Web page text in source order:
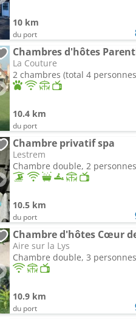
10 km
du port
Chambres d'hôtes
La Couture
2 chambres (total 4
10.4 km
du port
Chambre privatif spa
Lestrem
Chambre double, 2 personnes
10.5 km
du port
Chambre d'hôtes Cœur
Aire sur la Lys
Chambre double, 3 personnes
10.9 km
du port